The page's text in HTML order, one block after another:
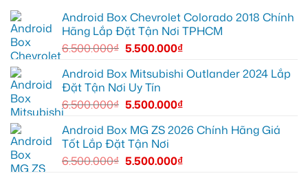
ghi
mọi
cung
đường
tại
Quận
xem
Youtube
Android
box
Geely
EX2
tại
Quận
Gò
Vấp
xem
YouTube
dẫn
đường
Android Box Chevrolet Colorado 2018 Chính
Hãng Lắp Đặt Tận Nơi TPHCM
6.500.000₫ 5.500.000₫
Android Box Mitsubishi Outlander 2024 Lắp
Đặt Tận Nơi Uy Tín
6.500.000₫ 5.500.000₫
Android Box MG ZS 2026 Chính Hãng Giá
Tốt Lắp Đặt Tận Nơi
6.500.000₫ 5.500.000₫